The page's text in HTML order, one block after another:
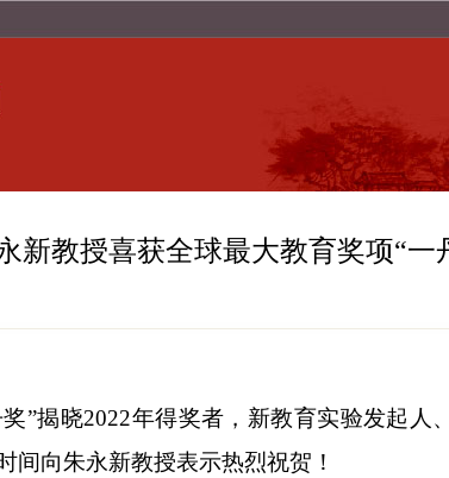
新教授喜获全球最大教育奖项“一
”揭晓2022年得奖者，新教育实验发起人
间向朱永新教授表示热烈祝贺！